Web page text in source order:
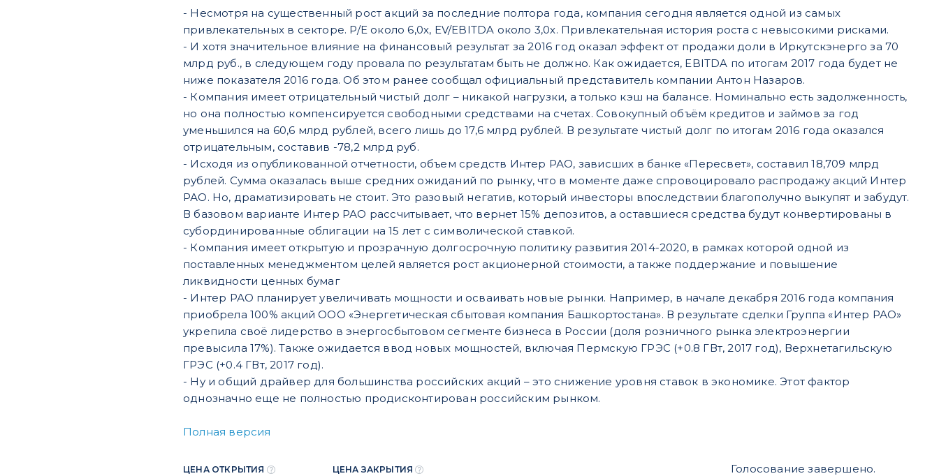
- Несмотря на существенный рост акций за последние полтора года, компания сегодня является одной из самых
привлекательных в секторе. P/E около 6,0х, EV/EBITDA около 3,0х. Привлекательная история роста с невысокими рисками.
- И хотя значительное влияние на финансовый результат за 2016 год оказал эффект от продажи доли в Иркутскэнерго за 70
млрд руб., в следующем году провала по результатам быть не должно. Как ожидается, EBITDA по итогам 2017 года будет не
ниже показателя 2016 года. Об этом ранее сообщал официальный представитель компании Антон Назаров.
- Компания имеет отрицательный чистый долг – никакой нагрузки, а только кэш на балансе. Номинально есть задолженность,
но она полностью компенсируется свободными средствами на счетах. Совокупный объём кредитов и займов за год
уменьшился на 60,6 млрд рублей, всего лишь до 17,6 млрд рублей. В результате чистый долг по итогам 2016 года оказался
отрицательным, составив -78,2 млрд руб.
- Исходя из опубликованной отчетности, объем средств Интер РАО, зависших в банке «Пересвет», составил 18,709 млрд
рублей. Сумма оказалась выше средних ожиданий по рынку, что в моменте даже спровоцировало распродажу акций Интер
РАО. Но, драматизировать не стоит. Это разовый негатив, который инвесторы впоследствии благополучно выкупят и забудут.
В базовом варианте Интер РАО рассчитывает, что вернет 15% депозитов, а оставшиеся средства будут конвертированы в
субординированные облигации на 15 лет с символической ставкой.
- Компания имеет открытую и прозрачную долгосрочную политику развития 2014-2020, в рамках которой одной из
поставленных менеджментом целей является рост акционерной стоимости, а также поддержание и повышение
ликвидности ценных бумаг
- Интер РАО планирует увеличивать мощности и осваивать новые рынки. Например, в начале декабря 2016 года компания
приобрела 100% акций ООО «Энергетическая сбытовая компания Башкортостана». В результате сделки Группа «Интер РАО»
укрепила своё лидерство в энергосбытовом сегменте бизнеса в России (доля розничного рынка электроэнергии
превысила 17%). Также ожидается ввод новых мощностей, включая Пермскую ГРЭС (+0.8 ГВт, 2017 год), Верхнетагильскую
ГРЭС (+0.4 ГВт, 2017 год).
- Ну и общий драйвер для большинства российских акций – это снижение уровня ставок в экономике. Этот фактор
однозначно еще не полностью продисконтирован российским рынком.
Полная версия
ЦЕНА ОТКРЫТИЯ ЦЕНА ЗАКРЫТИЯ Голосование завершено.